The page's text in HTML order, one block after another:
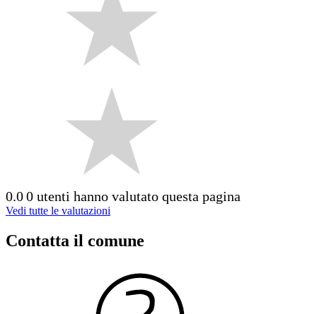
0.00 utenti hanno valutato questa pagina
Vedi tutte le valutazioni
Contatta il comune